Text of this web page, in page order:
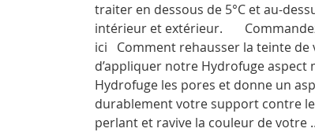
traiter en dessous de 5°C et au-
intérieur et extérieur.
ici Comment rehausser la teinte de
d’appliquer notre Hydrofuge
Hydrofuge les pores et donne un
durablement votre support contre
perlant et ravive la couleur de votre